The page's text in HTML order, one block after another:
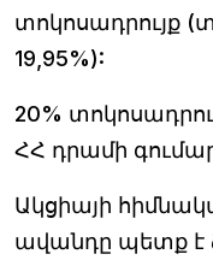
տոկոսադրույք
19,95%):
20%
ՀՀ դրամի
Ակցիայի
ավանդը պետք է